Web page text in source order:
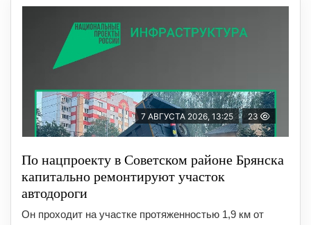
7 АВГУСТА 2026, 13:25 23
По нацпроекту в Советском районе Брянска
капитально ремонтируют участок
автодороги
Он проходит на участке протяженностью 1,9 км от